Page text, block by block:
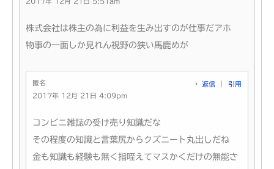
株式会社は株主の為に利益を生み出すのが仕事だアホ
物事の一面しか見れん視野の狭い馬鹿めが
匿名
2017年 12月 21日 4:09pm
返信 引用
コンビニ雑誌の受け売り知識だな
その程度の知識と言葉尻からクズニート丸出しだね
金も知識も経験も無く指咥えてマスかくだけの無能さ